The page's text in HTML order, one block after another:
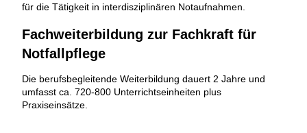
für die Tätigkeit in interdisziplinären Notaufnahmen.
Fachweiterbildung zur Fachkraft für
Notfallpflege
Die berufsbegleitende Weiterbildung dauert 2 Jahre und
umfasst ca. 720-800 Unterrichtseinheiten plus
Praxiseinsätze.